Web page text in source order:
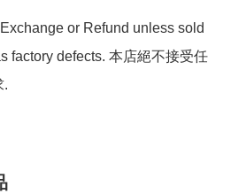
or Refund unless sold
factory defects. 本店絕不接受任
.